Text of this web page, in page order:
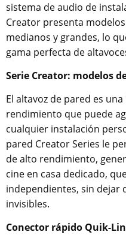
sistema de audio de
Creator presenta
medianos y grandes, lo
gama perfecta de
Serie Creator: modelos
El altavoz de pared es
rendimiento que puede
cualquier instalación
pared Creator Series le
de alto rendimiento,
cine en casa dedicado,
independientes, sin dejar
invisibles.
Conector rápido Quik-